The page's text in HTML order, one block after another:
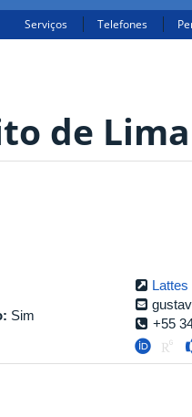
Serviços Telefones
de Lima
Sim
Lattes
+55